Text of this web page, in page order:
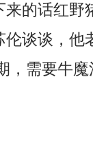
的话红野
谈谈，他
，需要牛